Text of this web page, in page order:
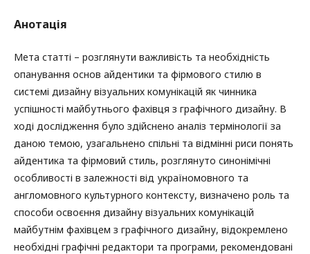
Анотація
Мета статті – розглянути важливість та необхідність
опанування основ айдентики та фірмового стилю в
системі дизайну візуальних комунікацій як чинника
успішності майбутнього фахівця з графічного дизайну. В
ході дослідження було здійснено аналіз термінології за
даною темою, узагальнено спільні та відмінні риси понять
айдентика та фірмовий стиль, розглянуто синонімічні
особливості в залежності від україномовного та
англомовного культурного контексту, визначено роль та
способи освоєння дизайну візуальних комунікацій
майбутнім фахівцем з графічного дизайну, відокремлено
необхідні графічні редактори та програми, рекомендовані